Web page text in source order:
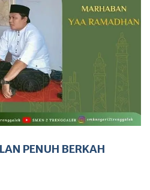
PENUH BERKAH